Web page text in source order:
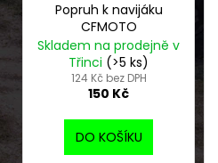
Popruh k navijáku
CFMOTO
Skladem na prodejně v
Třinci (>5 ks)
124 Kč bez DPH
150 Kč
DO KOŠÍKU